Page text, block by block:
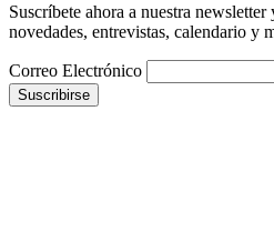
Suscríbete ahora a nuestra newsletter
novedades, entrevistas, calendario y
Correo Electrónico